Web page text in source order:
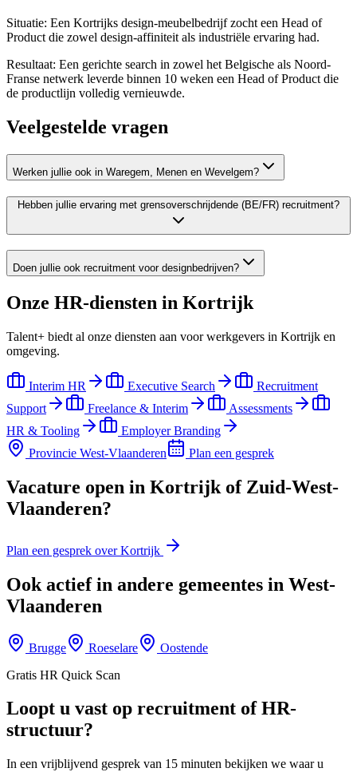
Situatie: Een Kortrijks design-meubelbedrijf zocht een Head of
Product die zowel design-affiniteit als industriële ervaring had.
Resultaat: Een gerichte search in zowel het Belgische als Noord-
Franse netwerk leverde binnen 10 weken een Head of Product die
de productlijn volledig vernieuwde.
Veelgestelde vragen
Werken jullie ook in Waregem, Menen en Wevelgem?
Hebben jullie ervaring met grensoverschrijdende (BE/FR) recruitment?
Doen jullie ook recruitment voor designbedrijven?
Onze HR-diensten in Kortrijk
Talent+ biedt al onze diensten aan voor werkgevers in Kortrijk en
omgeving.
Interim HR Executive Search
Recruitment
Support
Freelance & Interim
Assessments
HR & Tooling
Employer Branding
Provincie West-Vlaanderen Plan een gesprek
Vacature open in Kortrijk of Zuid-West-
Vlaanderen?
Plan een gesprek over Kortrijk
Ook actief in andere gemeentes in West-
Vlaanderen
Brugge Roeselare
Oostende
Gratis HR Quick Scan
Loopt u vast op recruitment of HR-
structuur?
In een vrijblijvend gesprek van 15 minuten bekijken we waar u